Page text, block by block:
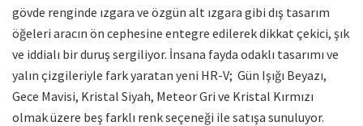
gövde renginde ızgara ve özgün alt ızgara gibi dış tasarım
öğeleri aracın ön cephesine entegre edilerek dikkat çekici, şık
ve iddialı bir duruş sergiliyor. İnsana fayda odaklı tasarımı ve
yalın çizgileriyle fark yaratan yeni HR-V; Gün Işığı Beyazı,
Gece Mavisi, Kristal Siyah, Meteor Gri ve Kristal Kırmızı
olmak üzere beş farklı renk seçeneği ile satışa sunuluyor.